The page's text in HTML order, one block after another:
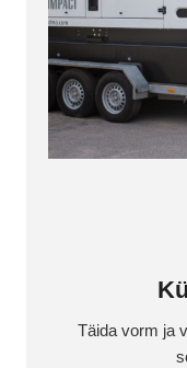
Täida vorm ja